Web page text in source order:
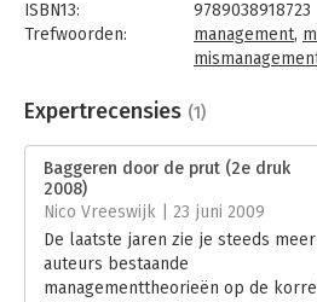
slecht dat het niet nog slechter kan!
De manager vervult een spilfunctie
Immers, u moet er maar lol in
onaangenaam verrast te worden
combinaties van trammelant, gelazer
En dat is precies het thema van dit
dagelijks management, dat bestaat
onophoudelijk ploeteren en
ISBN13:
9789038918723
Trefwoorden:
management,
Bindwijze:
paperback
Uitgever:
Elmar
Druk:
2
Verschijningsdatum:
14-10-2008
Hoofdrubriek: Algemeen
Expertrecensies (1)
Baggeren door de prut (2e druk
2008)
Nico Vreeswijk | 23 juni 2009
De laatste jaren zie je steeds meer
auteurs bestaande
managementtheorieën op de